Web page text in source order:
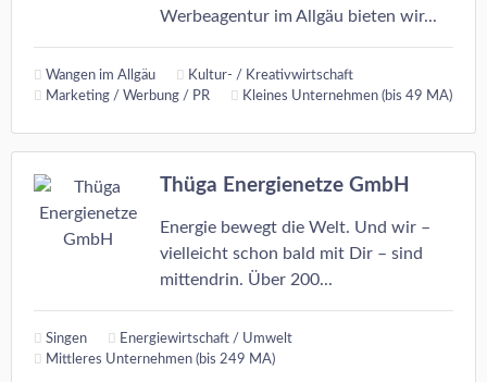
Werbeagentur im Allgäu bieten wir...
Wangen im Allgäu
Kultur- / Kreativwirtschaft
Marketing / Werbung / PR
Kleines Unternehmen (bis 49 MA)
Thüga Energienetze GmbH
Energie bewegt die Welt. Und wir –
vielleicht schon bald mit Dir – sind
mittendrin. Über 200...
Singen
Energiewirtschaft / Umwelt
Mittleres Unternehmen (bis 249 MA)